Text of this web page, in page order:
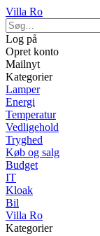
Villa Ro
Log på
Opret konto
Mailnyt
Kategorier
Lamper
Energi
Temperatur
Vedligehold
Tryghed
Køb og salg
Budget
IT
Kloak
Bil
Villa Ro
Kategorier